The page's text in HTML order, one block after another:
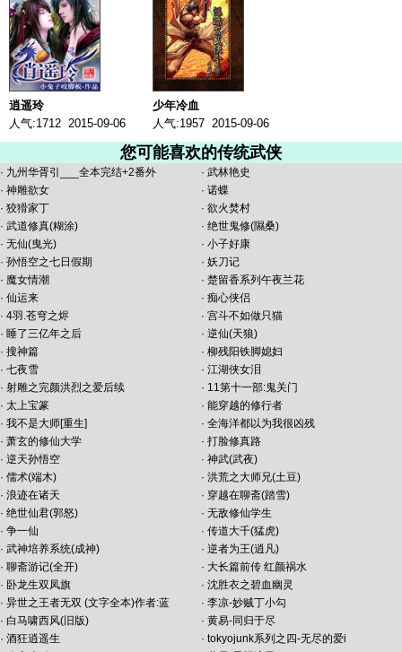
逍遥玲
人气:1712 2015-09-06
少年冷血
人气:1957 2015-09-06
您可能喜欢的传统武侠
· 九州华胥引___全本完结+2番外 · 武林艳史
· 神雕欲女 · 诺蝶
· 狡猾家丁 · 欲火焚村
· 武道修真(糊涂) · 绝世鬼修(隰桑)
· 无仙(曳光) · 小子好康
· 孙悟空之七日假期 · 妖刀记
· 魔女情潮 · 楚留香系列午夜兰花
· 仙运来 · 痴心侠侣
· 4羽.苍穹之烬 · 宫斗不如做只猫
· 睡了三亿年之后 · 逆仙(天狼)
· 搜神篇 · 柳残阳铁脚媳妇
· 七夜雪 · 江湖侠女泪
· 射雕之完颜洪烈之爱后续 · 11第十一部:鬼关门
· 太上宝篆 · 能穿越的修行者
· 我不是大师[重生] · 全海洋都以为我很凶残
· 萧玄的修仙大学 · 打脸修真路
· 逆天孙悟空 · 神武(武夜)
· 儒术(端木) · 洪荒之大师兄(土豆)
· 浪迹在诸天 · 穿越在聊斋(踏雪)
· 绝世仙君(郭怒) · 无敌修仙学生
· 争一仙 · 传道大千(猛虎)
· 武神培养系统(成神) · 逆者为王(逍凡)
· 聊斋游记(全开) · 大长篇前传 红颜祸水
· 卧龙生双凤旗 · 沈胜衣之碧血幽灵
· 异世之王者无双 (文字全本)作者:蓝 · 李凉-妙贼丁小勾
· 白马啸西风(旧版) · 黄易-同归于尽
· 酒狂逍遥生 · tokyojunk系列之四-无尽的爱i